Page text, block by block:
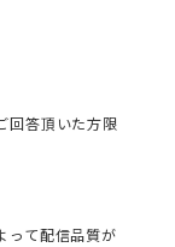
回答頂いた方限
って配信品質が